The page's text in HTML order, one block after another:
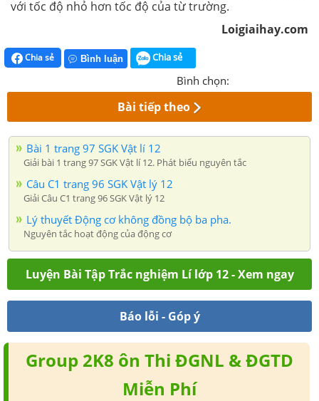
với tốc độ nhỏ hơn tốc độ của từ trường.
Loigiaihay.com
Chia sẻ Bình luận Chia sẻ
Bình chọn:
Bài tiếp theo
Bài 1 trang 97 SGK Vật lí 12
Giải bài 1 trang 97 SGK Vật lí 12. Phát biểu nguyên tắc
Câu C1 trang 96 SGK Vật lý 12
Giải Câu C1 trang 96 SGK Vật lý 12
Lý thuyết Động cơ không đồng bộ ba pha.
Nguyên tắc hoạt động của động cơ
Luyện Bài Tập Trắc nghiệm Lí lớp 12 - Xem ngay
Báo lỗi - Góp ý
Group 2K8 ôn Thi ĐGNL & ĐGTD
Miễn Phí